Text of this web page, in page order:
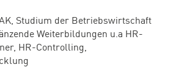
Studium der Betriebswirtschaft
Weiterbildungen u.a HR-
HR-Controlling,